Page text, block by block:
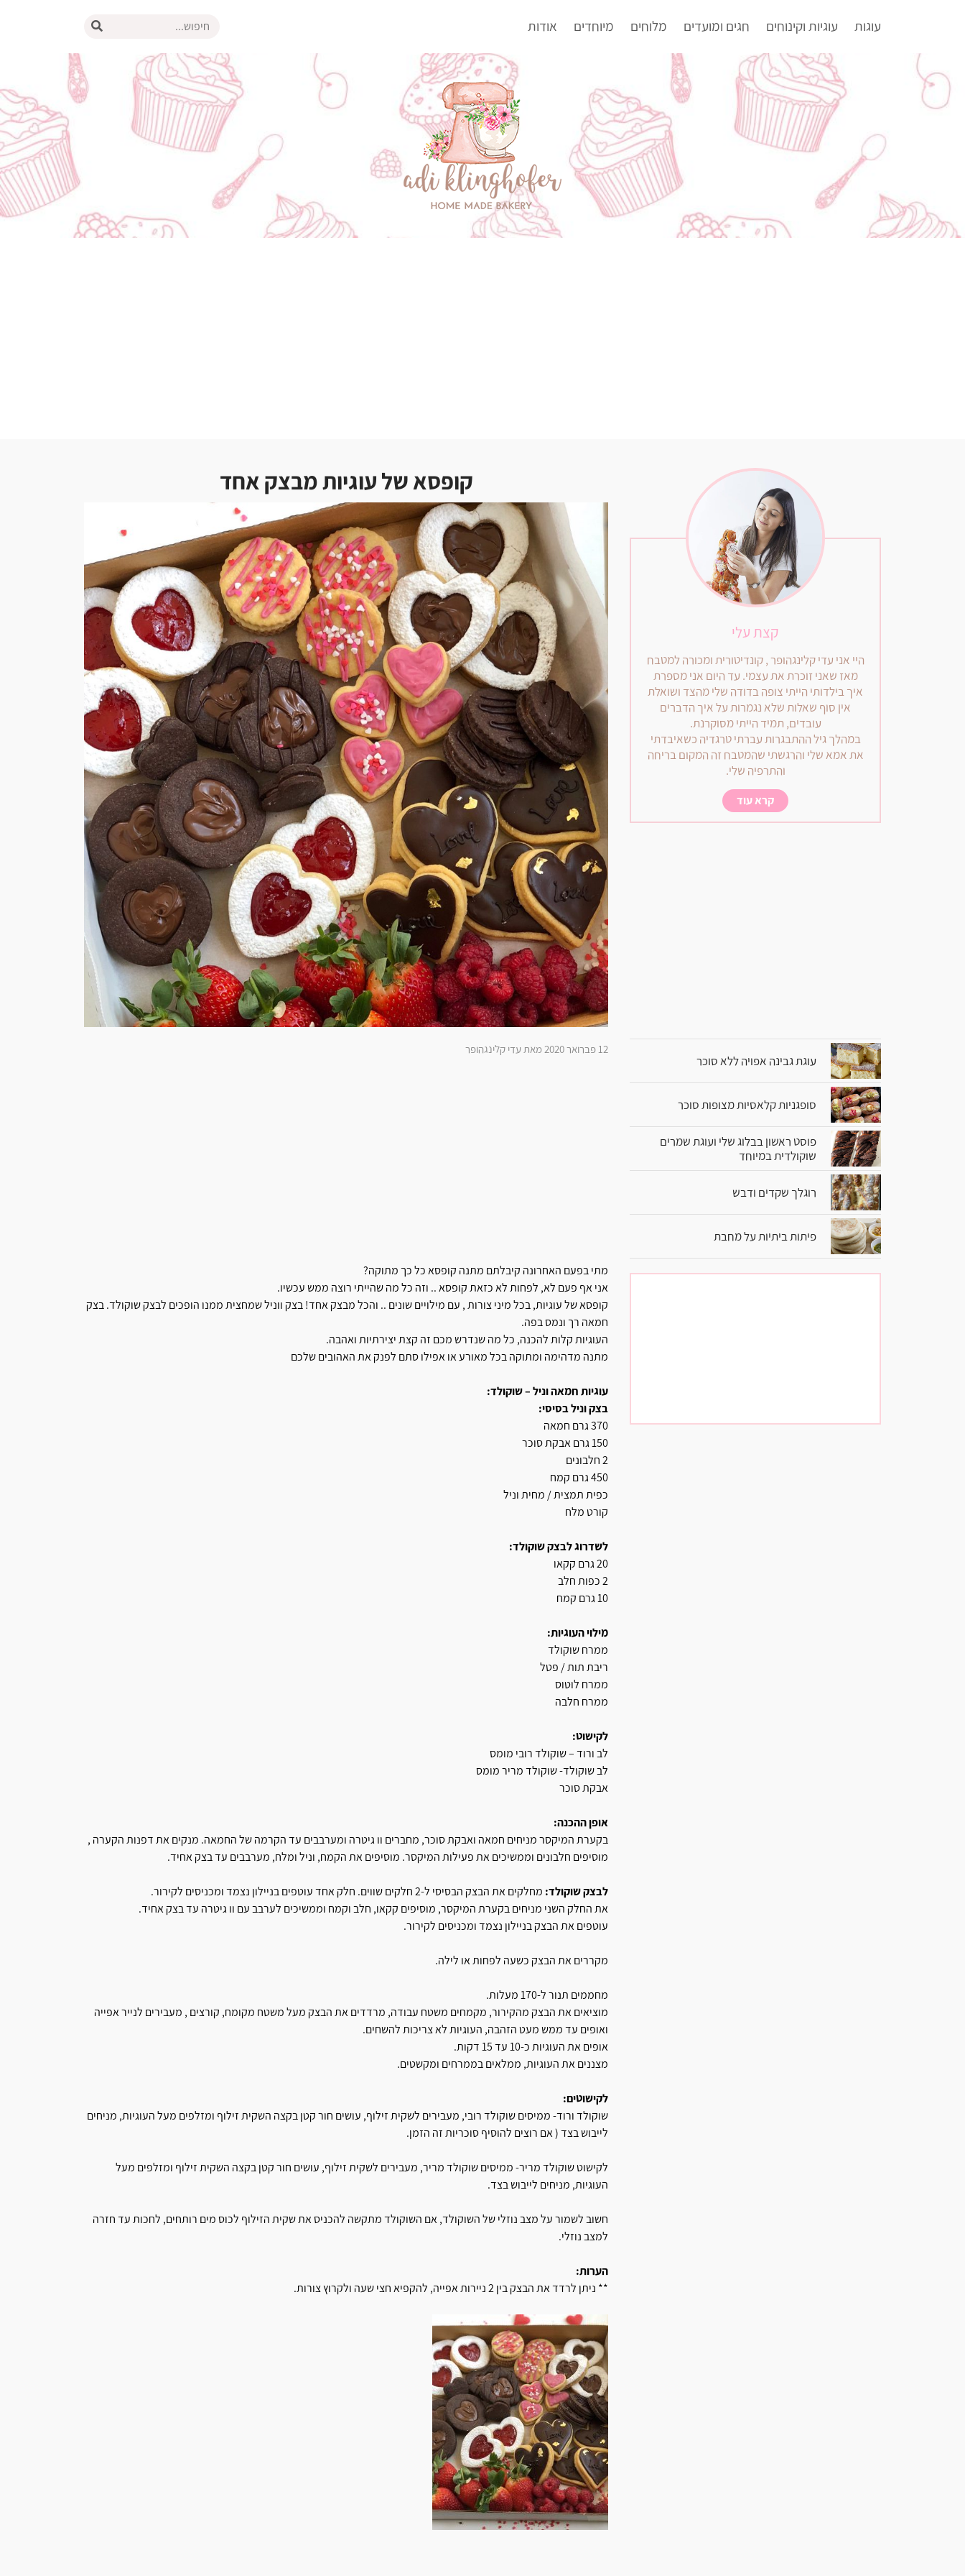
עוגות עוגיות וקינוחים חגים ומועדים מלוחים מיוחדים אודות
קצת עלי
היי אני עדי קלינגהופר , קונדיטורית ומכורה למטבח
מאז שאני זוכרת את עצמי. עד היום אני מספרת
איך בילדותי הייתי צופה בדודה שלי מהצד ושואלת
אין סוף שאלות שלא נגמרות על איך הדברים
עובדים, תמיד הייתי מסוקרנת.
במהלך גיל ההתבגרות עברתי טרגדיה כשאיבדתי
את אמא שלי והרגשתי שהמטבח זה המקום בריחה
והתרפיה שלי.
קרא עוד
עוגת גבינה אפויה ללא סוכר
סופגניות קלאסיות מצופות סוכר
פוסט ראשון בבלוג שלי ועוגת שמרים
שוקולדית במיוחד
רוגלך שקדים ודבש
פיתות ביתיות על מחבת
קופסא של עוגיות מבצק אחד
12 פברואר 2020 מאת עדי קלינגהופר
מתי בפעם האחרונה קיבלתם מתנה קופסא כל כך מתוקה?
אני אף פעם לא, לפחות לא כזאת קופסא .. וזה כל מה שהייתי רוצה ממש עכשיו.
קופסא של עוגיות, בכל מיני צורות , עם מילויים שונים .. והכל מבצק אחד! בצק ווניל שמחצית ממנו הופכים לבצק שוקולד. בצק
חמאה רך ונמס בפה.
העוגיות קלות להכנה, כל מה שנדרש מכם זה קצת יצירתיות ואהבה.
מתנה מדהימה ומתוקה בכל מאורע או אפילו סתם לפנק את האהובים שלכם
עוגיות חמאה וניל – שוקולד:
בצק וניל בסיסי:
370 גרם חמאה
150 גרם אבקת סוכר
2 חלבונים
450 גרם קמח
כפית תמצית / מחית וניל
קורט מלח
לשדרוג לבצק שוקולד:
20 גרם קקאו
2 כפות חלב
10 גרם קמח
מילוי העוגיות:
ממרח שוקולד
ריבת תות / פטל
ממרח לוטוס
ממרח חלבה
לקישוט:
לב ורוד – שוקולד רובי מומס
לב שוקולד- שוקולד מריר מומס
אבקת סוכר
אופן ההכנה:
בקערת המיקסר מניחים חמאה ואבקת סוכר, מחברים וו גיטרה ומערבבים עד הקרמה של החמאה. מנקים את דפנות הקערה ,
מוסיפים חלבונים וממשיכים את פעילות המיקסר. מוסיפים את הקמח, וניל ומלח, מערבבים עד בצק אחיד.
לבצק שוקולד: מחלקים את הבצק הבסיסי ל-2 חלקים שווים. חלק אחד עוטפים בניילון נצמד ומכניסים לקירור.
את החלק השני מניחים בקערת המיקסר, מוסיפים קקאו, חלב וקמח וממשיכים לערבב עם וו גיטרה עד בצק אחיד.
עוטפים את הבצק בניילון נצמד ומכניסים לקירור.
מקררים את הבצק כשעה לפחות או לילה.
מחממים תנור ל-170 מעלות.
מוציאים את הבצק מהקירור, מקמחים משטח עבודה, מרדדים את הבצק מעל משטח מקומח, קורצים , מעבירים לנייר אפייה
ואופים עד ממש מעט הזהבה, העוגיות לא צריכות להשחים.
אופים את העוגיות כ-10 עד 15 דקות.
מצננים את העוגיות, ממלאים בממרחים ומקשטים.
לקישוטים:
שוקולד ורוד- ממיסים שוקולד רובי, מעבירים לשקית זילוף, עושים חור קטן בקצה השקית זילוף ומזלפים מעל העוגיות, מניחים
לייבוש בצד ( אם רוצים להוסיף סוכריות זה הזמן.
לקישוט שוקולד מריר- ממיסים שוקולד מריר, מעבירים לשקית זילוף, עושים חור קטן בקצה השקית זילוף ומזלפים מעל
העוגיות, מניחים לייבוש בצד.
חשוב לשמור על מצב נוזלי של השוקולד, אם השוקולד מתקשה להכניס את שקית הזילוף לכוס מים רותחים, לחכות עד חזרה
למצב נוזלי.
הערות:
** ניתן לרדד את הבצק בין 2 ניירות אפייה, להקפיא חצי שעה ולקרוץ צורות.